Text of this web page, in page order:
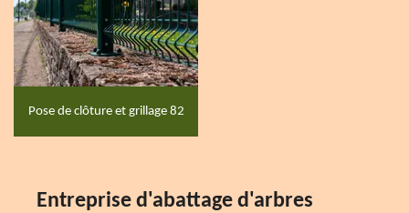
Pose de clôture et grillage 82
Entreprise d'abattage d'arbres